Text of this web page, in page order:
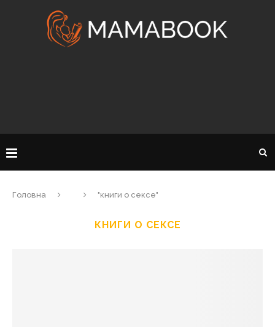
Головна "книги о сексе"
КНИГИ О СЕКСЕ